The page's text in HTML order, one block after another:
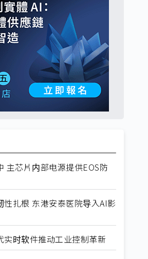
主芯片内部电源提供EOS防
性扎根 东港安泰医院导入AI影
实时软件推动工业控制革新